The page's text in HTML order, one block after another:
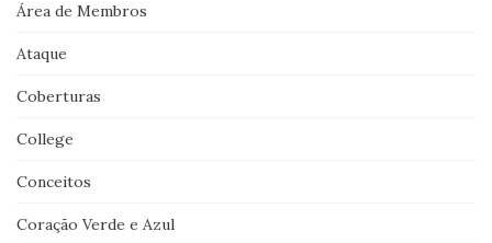
Área de Membros
Ataque
Coberturas
College
Conceitos
Coração Verde e Azul